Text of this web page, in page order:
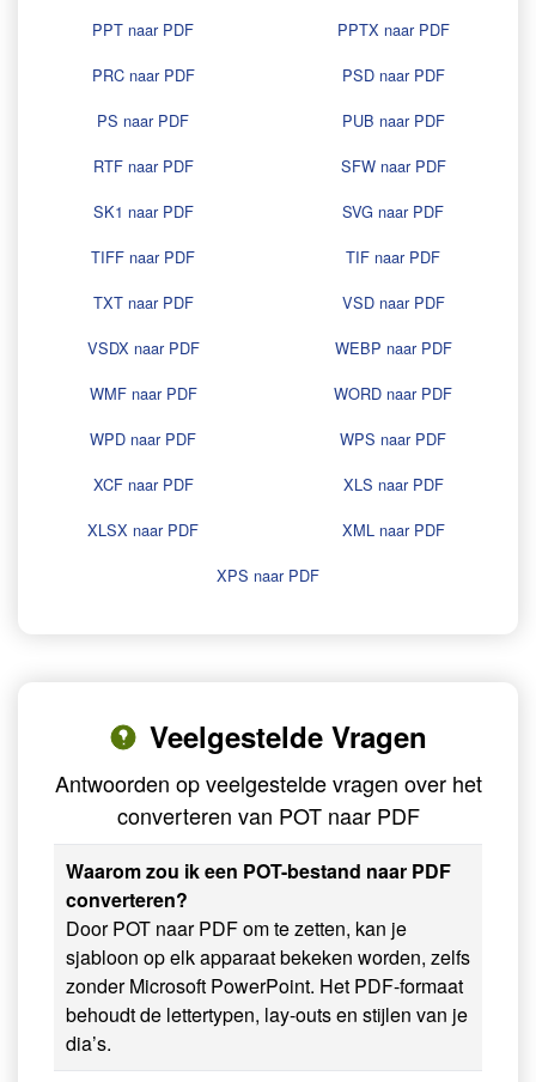
PPT naar PDF
PPTX naar PDF
PRC naar PDF
PSD naar PDF
PS naar PDF
PUB naar PDF
RTF naar PDF
SFW naar PDF
SK1 naar PDF
SVG naar PDF
TIFF naar PDF
TIF naar PDF
TXT naar PDF
VSD naar PDF
VSDX naar PDF
WEBP naar PDF
WMF naar PDF
WORD naar PDF
WPD naar PDF
WPS naar PDF
XCF naar PDF
XLS naar PDF
XLSX naar PDF
XML naar PDF
XPS naar PDF
Veelgestelde Vragen
Antwoorden op veelgestelde vragen over het
converteren van POT naar PDF
Waarom zou ik een POT-bestand naar PDF
converteren?
Door POT naar PDF om te zetten, kan je
sjabloon op elk apparaat bekeken worden, zelfs
zonder Microsoft PowerPoint. Het PDF-formaat
behoudt de lettertypen, lay-outs en stijlen van je
dia’s.